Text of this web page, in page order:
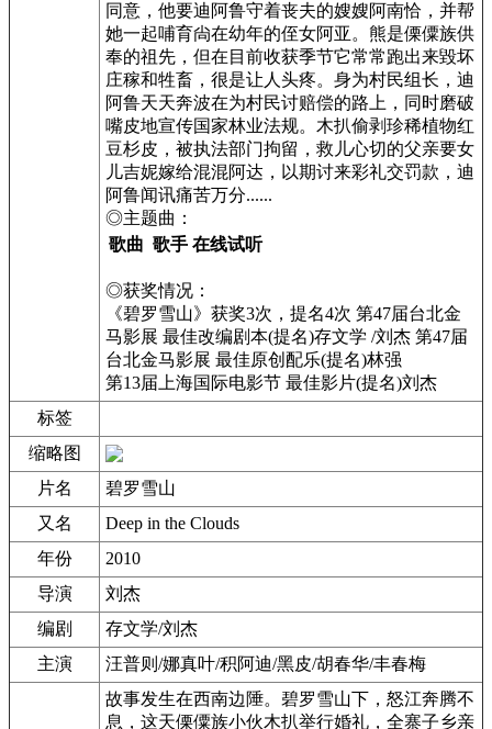
同意，他要迪阿鲁守着丧夫的嫂嫂阿南恰，并帮
她一起哺育尙在幼年的侄女阿亚。熊是傈僳族供
奉的祖先，但在目前收获季节它常常跑出来毀坏
庄稼和牲畜，很是让人头疼。身为村民组长，迪
阿鲁天天奔波在为村民讨赔偿的路上，同时磨破
嘴皮地宣传国家林业法规。木扒偷剥珍稀植物红
豆杉皮，被执法部门拘留，救儿心切的父亲要女
儿吉妮嫁给混混阿达，以期讨来彩礼交罚款，迪
阿鲁闻讯痛苦万分......
◎主题曲：
歌曲 歌手 在线试听
◎获奖情况：
《碧罗雪山》获奖3次，提名4次 第47届台北金
马影展 最佳改编剧本(提名)存文学 /刘杰 第47届
台北金马影展 最佳原创配乐(提名)林强
第13届上海国际电影节 最佳影片(提名)刘杰
标签
缩略图
片名
碧罗雪山
又名
Deep in the Clouds
年份
2010
导演
刘杰
编剧
存文学/刘杰
主演
汪普则/娜真叶/积阿迪/黑皮/胡春华/丰春梅
故事发生在西南边陲。碧罗雪山下，怒江奔腾不
息，这天傈僳族小伙木扒举行婚礼，全寨子乡亲